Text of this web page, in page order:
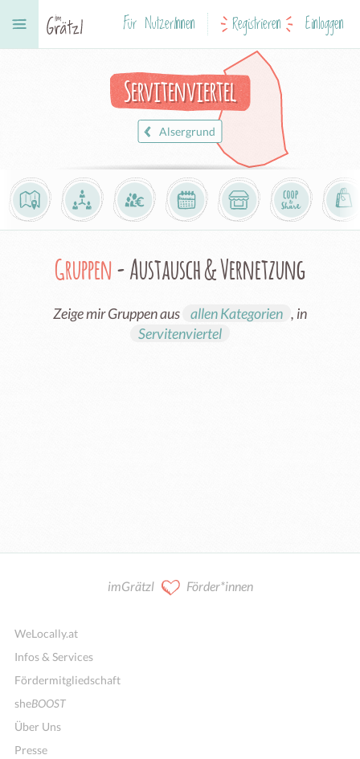
Für NutzerInnen Registrieren Einloggen
Servitenviertel
Alsergrund
Gruppen- Austausch & Vernetzung
Zeige mir Gruppen aus allen Kategorien , in
Servitenviertel
imGrätzl Förder*innen
WeLocally.at
Infos & Services
Fördermitgliedschaft
sheBOOST
Über Uns
Presse